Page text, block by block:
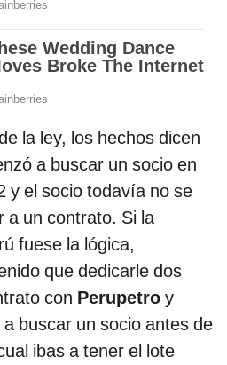
la ley, los hechos dicen
a buscar un socio en
y el socio todavía no se
a un contrato. Si la
fuese la lógica,
que dedicarle dos
con Perupetro y
buscar un socio antes de
ibas a tener el lote